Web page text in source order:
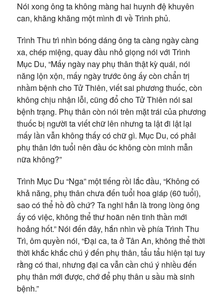
Nói xong ông ta không màng hai huynh đệ khuyên
can, khăng khăng một mình đi về Trình phủ.
Trình Thu trì nhìn bóng dáng ông ta càng ngày càng
xa, chép miệng, quay đầu nhỏ giọng nói với Trình
Mục Du, “Mấy ngày nay phụ thân thật kỳ quái, nói
năng lộn xộn, mấy ngày trước ông ấy còn chẩn trị
nhầm bệnh cho Tử Thiên, viết sai phương thuốc, còn
không chịu nhận lỗi, cũng đổ cho Tử Thiên nói sai
bệnh trạng. Phụ thân còn nói trên mặt trái của phương
thuốc bị người ta viết chữ lên nhưng ta lật đi lật lại
mấy lần vẫn không thấy có chữ gì. Mục Du, có phải
phụ thân lớn tuổi nên đầu óc không còn minh mẫn
nữa không?”
Trình Mục Du “Nga” một tiếng rồi lắc đầu, “Không có
khả năng, phụ thân chưa đến tuổi hoa giáp (60 tuổi),
sao có thể hồ đồ chứ? Ta nghĩ hẳn là trong lòng ông
ấy có việc, không thể thư hoãn nên tinh thần mới
hoảng hốt.” Nói đến đây, hắn nhìn về phía Trình Thu
Trì, ôm quyền nói, “Đại ca, ta ở Tân An, không thể thời
thời khắc khắc chú ý đến phụ thân, tẩu tẩu hiện tại tuy
rằng có thai, nhưng đại ca vẫn cần chú ý nhiều đến
phụ thân mới được, chớ để phụ thân u sầu mà sinh
bệnh.”